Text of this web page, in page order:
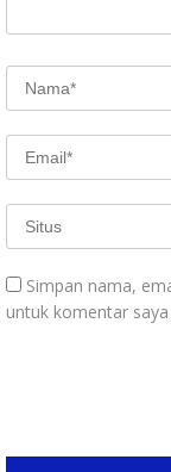
Simpan nama,
untuk komentar